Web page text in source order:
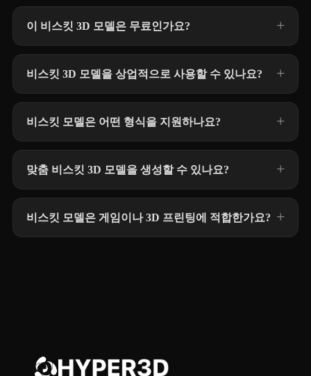
이 비스킷 3D 모델은 무료인가요?
비스킷 3D 모델을 상업적으로 사용할 수 있나요?
비스킷 모델은 어떤 형식을 지원하나요?
맞춤 비스킷 3D 모델을 생성할 수 있나요?
비스킷 모델은 게임이나 3D 프린팅에 적합한가요?